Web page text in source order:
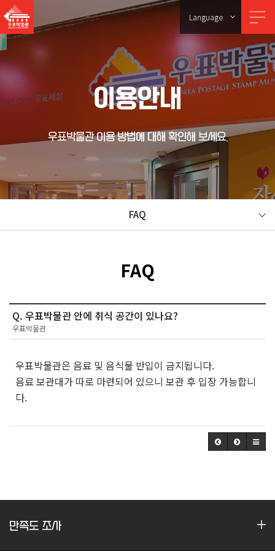
Language
이용안내
우표박물관 이용 방법에 대해 확인해 보세요.
FAQ
FAQ
Q. 우표박물관 안에 취식 공간이 있나요?
우표박물관
우표박물관은 음료 및 음식물 반입이 금지됩니다.
음료 보관대가 따로 마련되어 있으니 보관 후 입장 가능합니
다.
만족도 조사